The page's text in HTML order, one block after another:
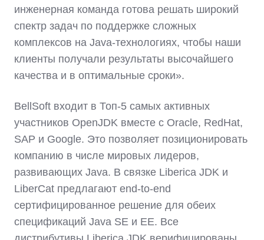
инженерная команда готова решать широкий
спектр задач по поддержке сложных
комплексов на Java-технологиях, чтобы наши
клиенты получали результаты высочайшего
качества и в оптимальные сроки».
BellSoft входит в Топ-5 самых активных
участников OpenJDK вместе с Oracle, RedHat,
SAP и Google. Это позволяет позиционировать
компанию в числе мировых лидеров,
развивающих Java. В связке Liberica JDK и
LiberCat предлагают end-to-end
сертифицированное решение для обеих
спецификаций Java SE и EE. Все